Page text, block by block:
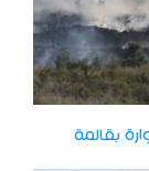
بقالمة